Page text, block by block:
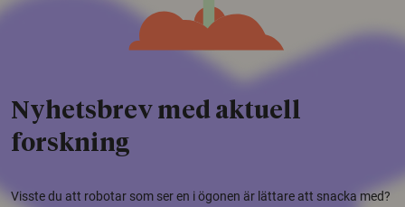
Nyhetsbrev med aktuell
forskning
Visste du att robotar som ser en i ögonen är lättare att snacka med?